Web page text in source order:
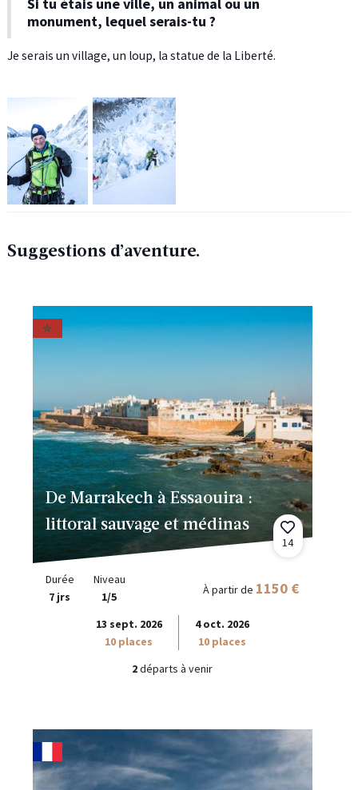
Si tu étais une ville, un animal ou un
monument, lequel serais-tu ?
Je serais un village, un loup, la statue de la Liberté.
Suggestions d’aventure.
De Marrakech à Essaouira :
littoral sauvage et médinas
14
Durée
7 jrs
Niveau
1/5
À partir de 1150 €
13 sept. 2026
10 places
4 oct. 2026
10 places
2départs à venir